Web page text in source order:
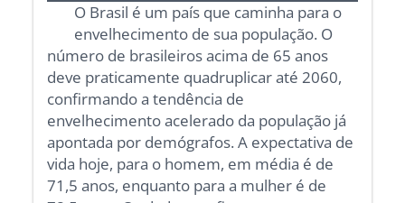
O Brasil é um país que caminha para o
envelhecimento de sua população. O
número de brasileiros acima de 65 anos
deve praticamente quadruplicar até 2060,
confirmando a tendência de
envelhecimento acelerado da população já
apontada por demógrafos. A expectativa de
vida hoje, para o homem, em média é de
71,5 anos, enquanto para a mulher é de